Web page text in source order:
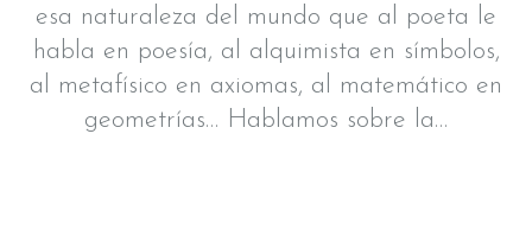
esa naturaleza del mundo que al poeta le
habla en poesía, al alquimista en símbolos,
al metafísico en axiomas, al matemático en
geometrías… Hablamos sobre la…